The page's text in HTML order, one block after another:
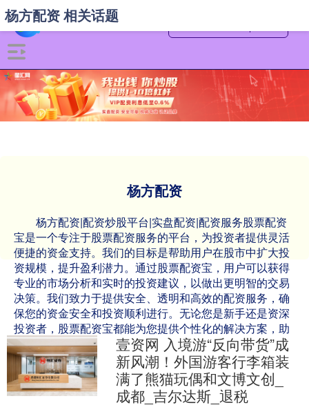
杨方配资
杨方配资|配资炒股平台|实盘配资|配资服务股票配资
宝是一个专注于股票配资服务的平台，为投资者提供灵活
便捷的资金支持。我们的目标是帮助用户在股市中扩大投
资规模，提升盈利潜力。通过股票配资宝，用户可以获得
专业的市场分析和实时的投资建议，以做出更明智的交易
决策。我们致力于提供安全、透明和高效的配资服务，确
保您的资金安全和投资顺利进行。无论您是新手还是资深
投资者，股票配资宝都能为您提供个性化的解决方案，助
您实现财务目标。
杨方配资 相关话题
壹资网 入境游“反向带货”成
新风潮！外国游客行李箱装
满了熊猫玩偶和文博文创_
成都_吉尔达斯_退税